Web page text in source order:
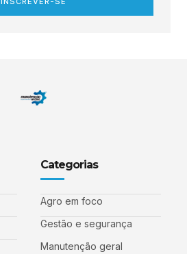
Categorias
Agro em foco
Gestão e segurança
Manutenção geral